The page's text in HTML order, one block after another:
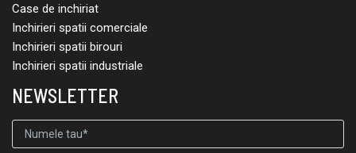
Case de inchiriat
Inchirieri spatii comerciale
Inchirieri spatii birouri
Inchirieri spatii industriale
NEWSLETTER